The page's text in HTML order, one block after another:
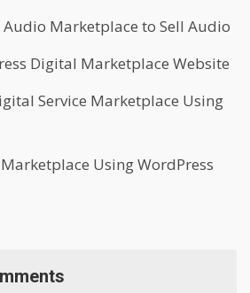
Marketplace to Sell Audio
Digital Marketplace Website
Service Marketplace Using
Using WordPress